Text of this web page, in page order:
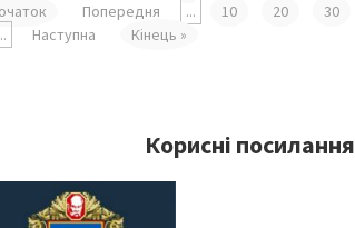
Попередня ... 10 20 30
Наступна Кінець »
Корисні посилання